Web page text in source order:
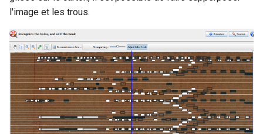
l'image et les trous.